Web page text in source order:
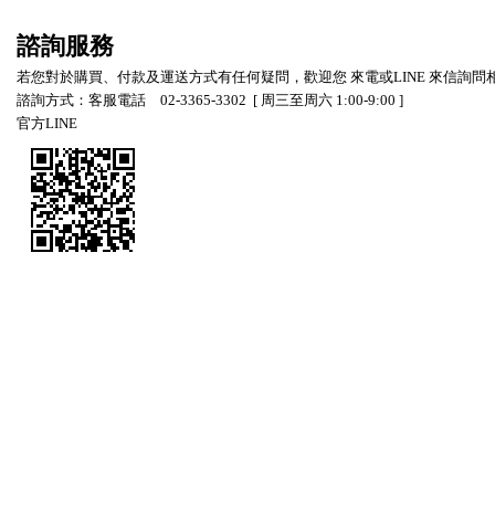
諮詢服務
若您對於購買、付款及運送方式有任何疑問，歡迎您 來電或LINE 來信詢問
諮詢方式：客服電話 02-3365-3302 [ 周三至周六 1:00-9:00 ]
官方LINE